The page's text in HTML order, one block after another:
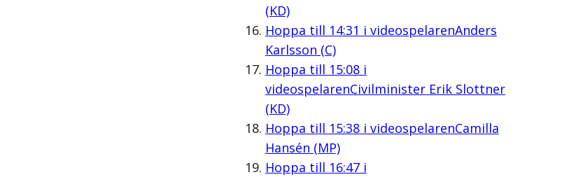
(KD)
Hoppa till 14:31 i videospelarenAnders
Karlsson (C)
Hoppa till 15:08i
videospelarenCivilminister Erik Slottner
(KD)
Hoppa till 15:38i videospelarenCamilla
Hansén (MP)
Hoppa till 16:47i